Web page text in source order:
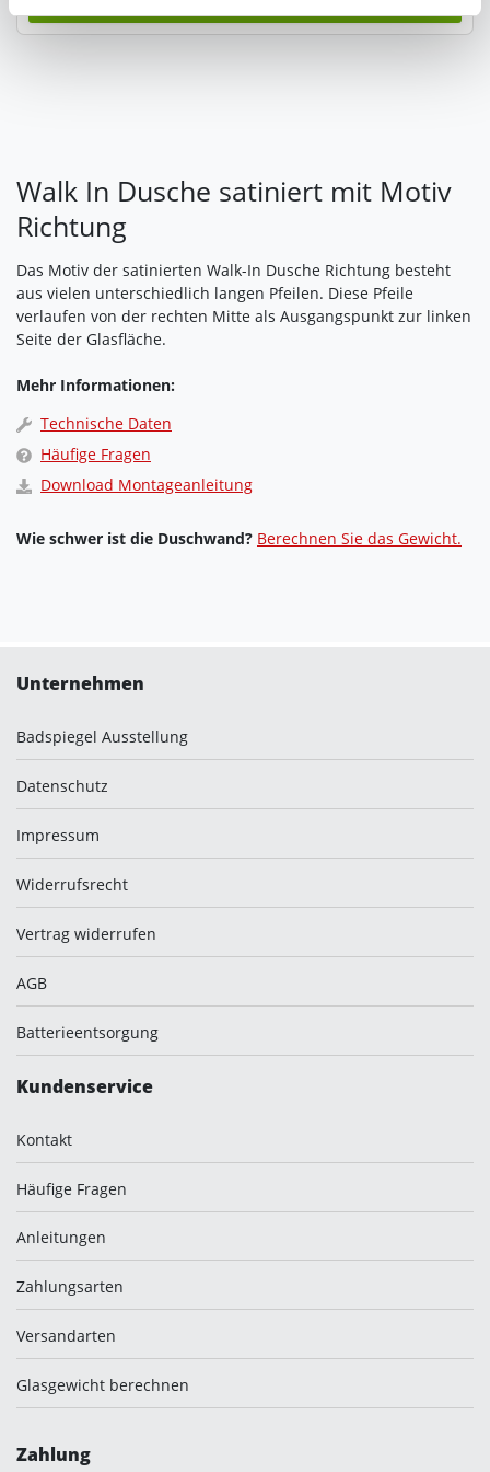
Zukunft widerrufen. Am einfachsten ist es, wenn Sie dazu
Walk In Dusche satiniert mit Motiv
Richtung
Das Motiv der satinierten Walk-In Dusche Richtung besteht
aus vielen unterschiedlich langen Pfeilen. Diese Pfeile
verlaufen von der rechten Mitte als Ausgangspunkt zur linken
Seite der Glasfläche.
Mehr Informationen:
Technische Daten
Häufige Fragen
Download Montageanleitung
Wie schwer ist die Duschwand? Berechnen Sie das Gewicht.
Unternehmen
Badspiegel Ausstellung
Datenschutz
Impressum
Widerrufsrecht
Vertrag widerrufen
AGB
Batterieentsorgung
Kundenservice
Kontakt
Häufige Fragen
Anleitungen
Zahlungsarten
Versandarten
Glasgewicht berechnen
Zahlung